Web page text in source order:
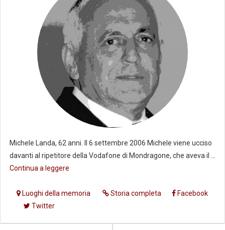
Michele Landa, 62 anni. Il 6 settembre 2006 Michele viene ucciso
davanti al ripetitore della Vodafone di Mondragone, che aveva il
Continua a leggere
Luoghi della memoria Storia completa
Facebook
Twitter